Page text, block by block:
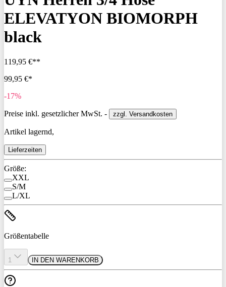
ELEVATYON BIOMORPH
black
119,95 €**
99,95 €*
-17%
Preise inkl. gesetzlicher MwSt. - zzgl. Versandkosten
Artikel lagernd,
Lieferzeiten
Größe:
XXL
S/M
L/XL
Größentabelle
1 IN DEN WARENKORB